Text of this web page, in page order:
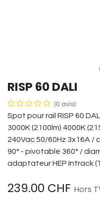
RISP 60 DALI
(0 avis)
Spot pour rail RISP 60
3000K (2100lm) 4000K
240Vac 50/60Hz 3x16A /
90° - pivotable 360° /
adaptateur HEP Intrack
239.00 CHF Hors